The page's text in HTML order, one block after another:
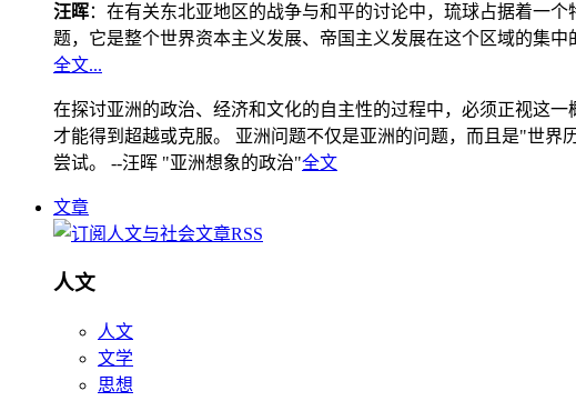
汪晖：在有关东北亚地区的战争与和平的讨论中，琉球占据着一
题，它是整个世界资本主义发展、帝国主义发展在这个区域的集中
全文...
在探讨亚洲的政治、经济和文化的自主性的过程中，必须正视这
才能得到超越或克服。 亚洲问题不仅是亚洲的问题，而且是"世
尝试。 --汪晖 "亚洲想象的政治"全文
文章
人文
人文
文学
思想